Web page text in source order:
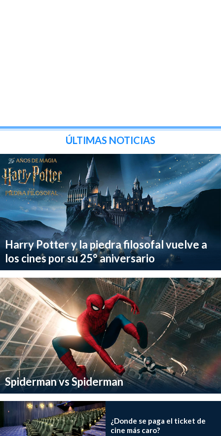
ÚLTIMAS NOTICIAS
Harry Potter y la piedra filosofal vuelve a
los cines por su 25° aniversario
Spiderman vs Spiderman
¿Donde se paga el ticket de
cine más caro?